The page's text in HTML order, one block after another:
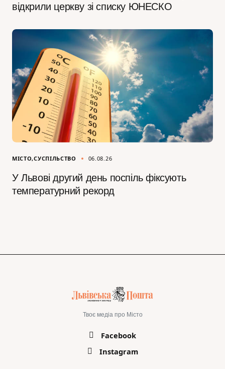
відкрили церкву зі списку ЮНЕСКО
МІСТО СУСПІЛЬСТВО 06.08.26
У Львові другий день поспіль фіксують
температурний рекорд
Твоє медіа про Місто
Facebook
Instagram